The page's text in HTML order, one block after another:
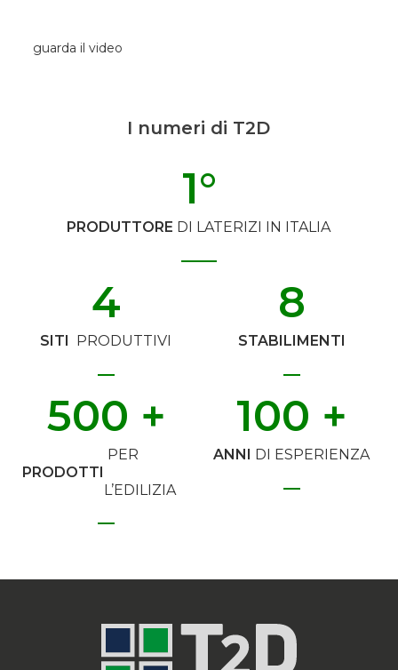
guarda il video
I numeri di T2D
PRODUTTORE DI LATERIZI IN ITALIA
1°
SITI PRODUTTIVI
4
STABILIMENTI
8
PRODOTTI
PER
L’EDILIZIA
500 +
ANNI DI ESPERIENZA
100 +